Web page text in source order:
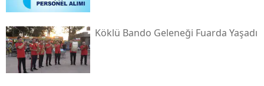
Köklü Bando Geleneği Fuarda Yaşadı